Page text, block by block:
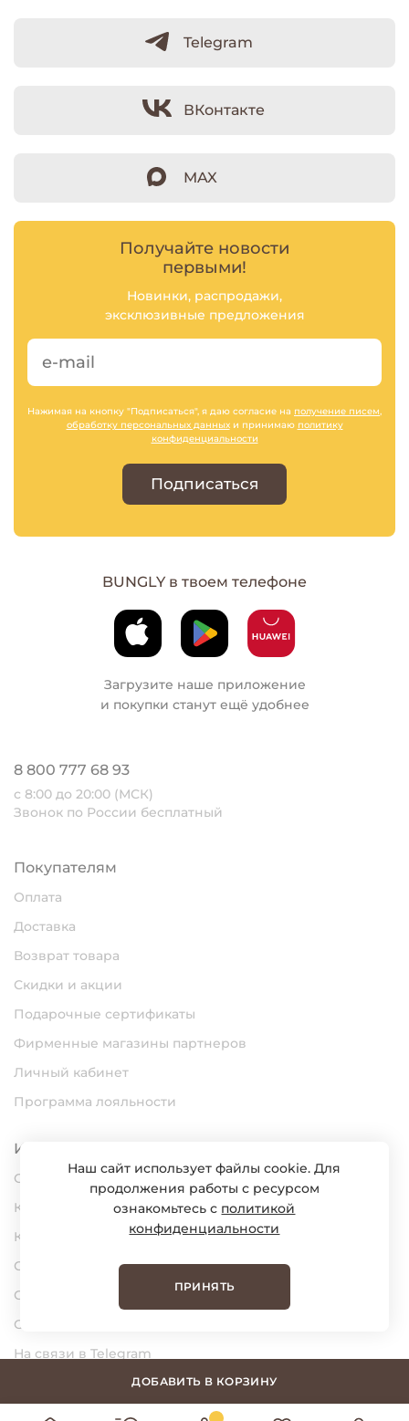
ДОБАВИТЬ В КОРЗИНУ
Telegram
ВКонтакте
MAX
Получайте новости
первыми!
Новинки, распродажи,
эксклюзивные предложения
Нажимая на кнопку "Подписаться", я даю согласие на получение писем,
обработку персональных данныхи принимаю политику
конфиденциальности
Подписаться
BUNGLY в твоем телефоне
Загрузите наше приложение
и покупки станут ещё удобнее
8 800 777 68 93
с 8:00 до 20:00 (МСК)
Звонок по России бесплатный
Покупателям
Оплата
Доставка
Возврат товара
Скидки и акции
Подарочные сертификаты
Фирменные магазины партнеров
Личный кабинет
Программа лояльности
Информация
О нас
Карьера
Контакты
Статьи
Сертификаты
Обратная связь
На связи в Telegram
Наш сайт использует файлы cookie. Для
продолжения работы с ресурсом
ознакомьтесь с политикой
конфиденциальности
ПРИНЯТЬ